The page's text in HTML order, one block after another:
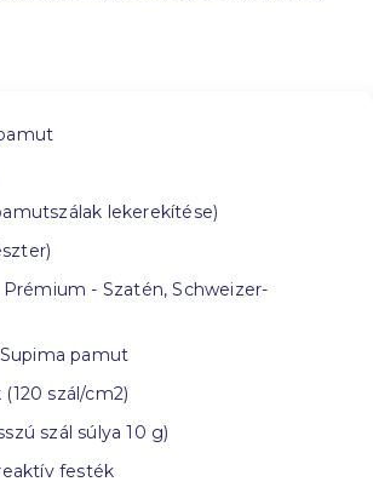
lekerekítése)
- Szatén, Schweizer-
pamut
szál/cm2)
szál súlya 10 g)
festék